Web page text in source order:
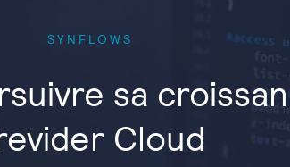
SYNFLOWS
sa
Cloud